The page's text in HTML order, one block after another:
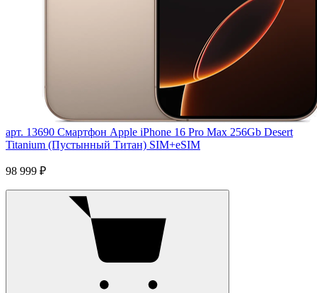
арт. 13690 Смартфон Apple iPhone 16 Pro Max 256Gb Desert
Titanium (Пустынный Титан) SIM+eSIM
98 999 ₽